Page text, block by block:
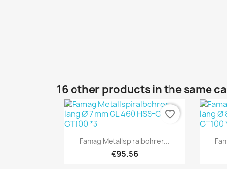
16 other products in the same
Quick view
Famag Metallspiralbohrer...
€95.56
favorite_border